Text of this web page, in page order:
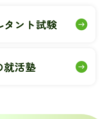
タント試験
就活塾